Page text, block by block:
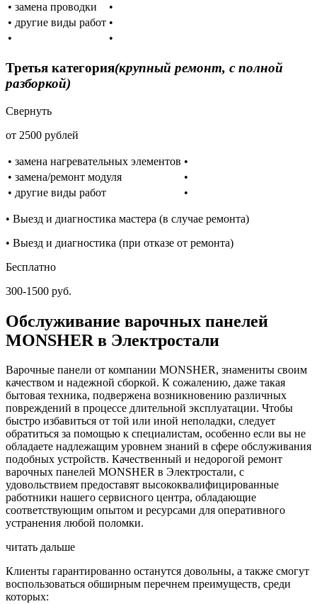
• замена проводки
•
• другие виды работ •
•
•
Третья категория(крупный ремонт, с полной
разборкой)
Свернуть
от 2500 рублей
• замена нагревательных элементов •
• замена/ремонт модуля
•
• другие виды работ
•
• Выезд и диагностика мастера (в случае ремонта)
• Выезд и диагностика (при отказе от ремонта)
Бесплатно
300-1500 руб.
Обслуживание варочных панелей
MONSHER в Электростали
Варочные панели от компании MONSHER, знамениты своим
качеством и надежной сборкой. К сожалению, даже такая
бытовая техника, подвержена возникновению различных
повреждений в процессе длительной эксплуатации. Чтобы
быстро избавиться от той или иной неполадки, следует
обратиться за помощью к специалистам, особенно если вы не
обладаете надлежащим уровнем знаний в сфере обслуживания
подобных устройств. Качественный и недорогой ремонт
варочных панелей MONSHER в Электростали, с
удовольствием предоставят высококвалифицированные
работники нашего сервисного центра, обладающие
соответствующим опытом и ресурсами для оперативного
устранения любой поломки.
читать дальше
Клиенты гарантированно останутся довольны, а также смогут
воспользоваться обширным перечнем преимуществ, среди
которых: